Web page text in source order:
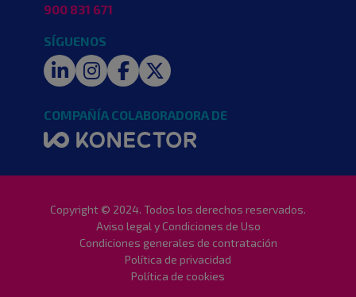
900 831 671
SÍGUENOS
LinkedInInstagram
Facebook
COMPAÑÍA COLABORADORA DE
Copyright © 2024. Todos los derechos reservados.
Aviso legal y Condiciones de Uso
Condiciones generales de contratación
Política de privacidad
Política de cookies